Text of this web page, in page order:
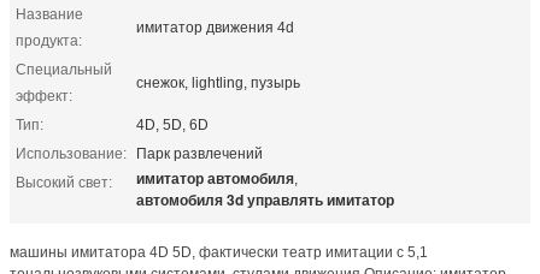
Название
продукта:
имитатор движения 4d
Специальный
эффект:
снежок, lightling, пузырь
Тип:
4D, 5D, 6D
Использование:
Парк развлечений
Высокий свет:
имитатор автомобиля,
автомобиля 3d управлять имитатор
машины имитатора 4D 5D, фактически театр имитации с 5,1